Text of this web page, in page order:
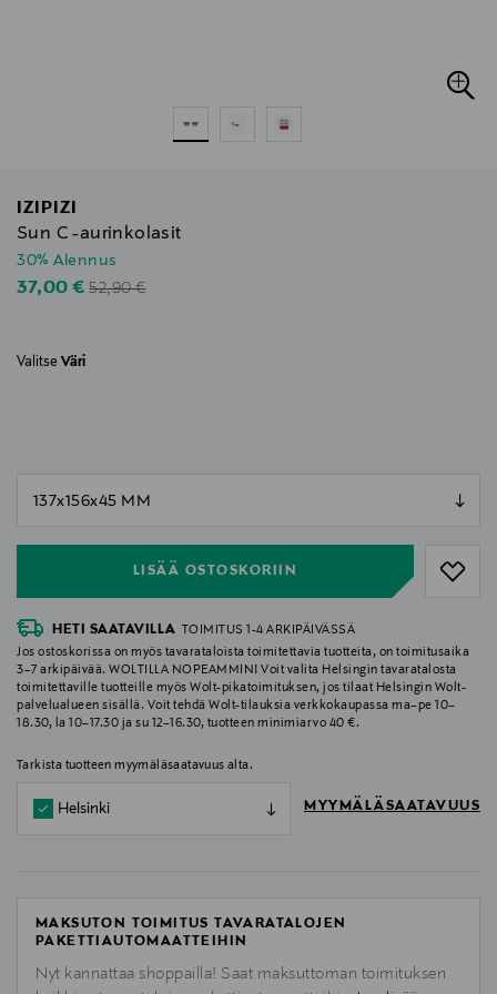
IZIPIZI
Sun C -aurinkolasit
30% Alennus
Discounted Price
37,00 €Original Price
52,90 €
Valitse Väri
LISÄÄ OSTOSKORIIN
HETI SAATAVILLA
TOIMITUS 1-4 ARKIPÄIVÄSSÄ
Jos ostoskorissa on myös tavarataloista toimitettavia tuotteita, on toimitusaika
3–7 arkipäivää. WOLTILLA NOPEAMMIN! Voit valita Helsingin tavaratalosta
toimitettaville tuotteille myös Wolt-pikatoimituksen, jos tilaat Helsingin Wolt-
palvelualueen sisällä. Voit tehdä Wolt-tilauksia verkkokaupassa ma–pe 10–
18.30, la 10–17.30 ja su 12–16.30, tuotteen minimiarvo 40 €.
Tarkista tuotteen myymäläsaatavuus alta.
Helsinki MYYMÄLÄSAATAVUUS
MAKSUTON TOIMITUS TAVARATALOJEN
PAKETTIAUTOMAATTEIHIN
Nyt kannattaa shoppailla! Saat maksuttoman toimituksen